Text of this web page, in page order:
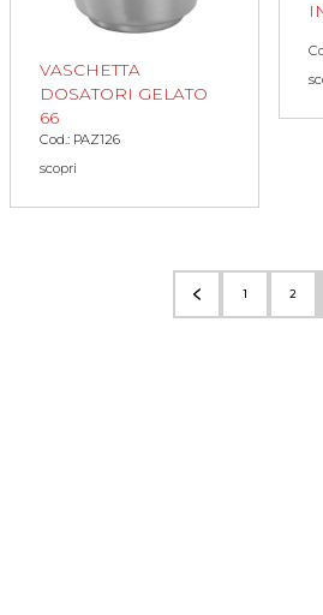
VASCHETTA
DOSATORI GELATO
66
Cod.: PAZ126
scopri
1 2